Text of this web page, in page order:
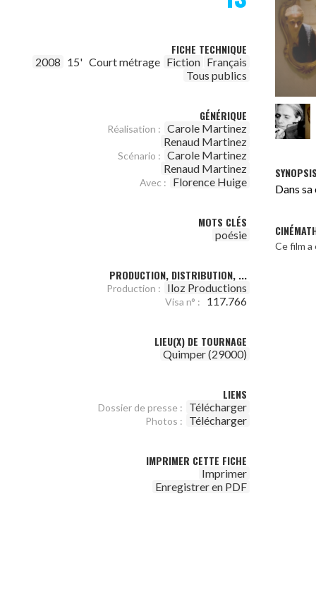
FICHE TECHNIQUE
2008 15' Court métrage Fiction Français
Tous publics
GÉNÉRIQUE
Réalisation : Carole Martinez
Renaud Martinez
Scénario : Carole Martinez
Renaud Martinez
Avec : Florence Huige
MOTS CLÉS
poésie
PRODUCTION, DISTRIBUTION, ...
Production : Iloz Productions
Visa n° : 117.766
LIEU(X) DE TOURNAGE
Quimper (29000)
LIENS
Dossier de presse : Télécharger
Photos : Télécharger
IMPRIMER CETTE FICHE
Imprimer
Enregistrer en PDF
Dans
Ce film